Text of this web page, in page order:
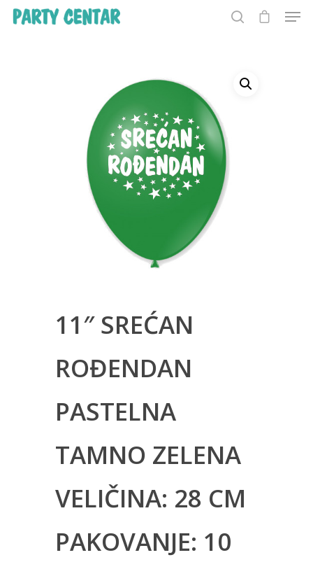
Hit enter to search or ESC to close
11″ SREĆAN
ROĐENDAN
PASTELNA
TAMNO ZELENA
VELIČINA: 28 CM
PAKOVANJE: 10